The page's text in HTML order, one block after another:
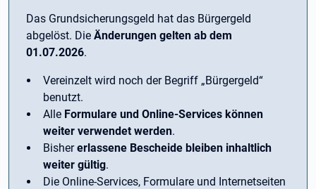
Das Grundsicherungsgeld hat das Bürgergeld
abgelöst. Die Änderungen gelten ab dem
01.07.2026.
Vereinzelt wird noch der Begriff ­„Bürgergeld“
benutzt.
Alle Formulare und Online-Services können
weiter verwendet werden.
Bishererlassene Bescheide bleiben inhaltlich
weiter gültig.
Die Online-Services, Formulare und Internetseiten